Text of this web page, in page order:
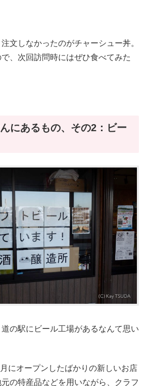
文しなかったのがチャーシュー丼。
、次回訪問時にはぜひ食べてみた
にあるもの、その2：ビー
の駅にビール工場があるなんて思い
にオープンしたばかりの新しいお店
の特産品などを用いながら、クラフ